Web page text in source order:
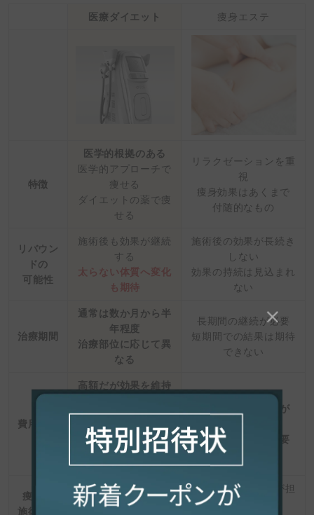
医療ダイエット 痩身エステ
特徴
医学的根拠のある
医学的アプローチで
痩せる
ダイエットの薬で痩
せる
リラクゼーションを重
視
痩身効果はあくまで
付随的なもの
リバウン
ドの
可能性
施術後も効果が継続
する
太らない体質へ変化
も期待
施術後の効果が長続き
しない
効果の持続は見込まれ
ない
治療期間
通常は数か月から半
年程度
治療部位に応じて異
なる
長期間の継続が必要
短期間での結果は期待
できない
費用相場
高額だが効果を維持
長期的には安い場合
もある
割引制度でお得にな
る
安価で通いやすいが
効果が不確実
長期間の投資が必要
痩身の
施術を行
医師・看護師（資格
エステティシャンが担